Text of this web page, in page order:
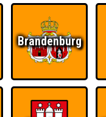
Brandenburg